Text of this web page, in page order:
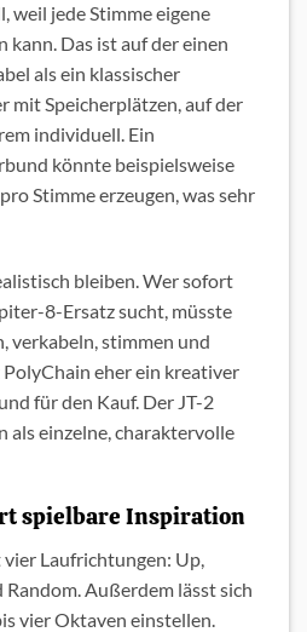
weil jede Stimme eigene
kann. Das ist auf der einen
als ein klassischer
mit Speicherplätzen, auf der
individuell. Ein
könnte beispielsweise
Stimme erzeugen, was sehr
bleiben. Wer sofort
8-Ersatz sucht, müsste
verkabeln, stimmen und
eher ein kreativer
für den Kauf. Der JT-2
als einzelne, charaktervolle
spielbare Inspiration
Laufrichtungen: Up,
Außerdem lässt sich
vier Oktaven einstellen.